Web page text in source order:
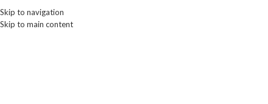
Skip to navigation
Skip to main content